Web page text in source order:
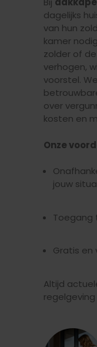
dagelijks
van hun
kamer
zolder of
verhogen,
voorstel.
over
kosten en
Onze
jouw
Toegang
Gratis en
Altijd